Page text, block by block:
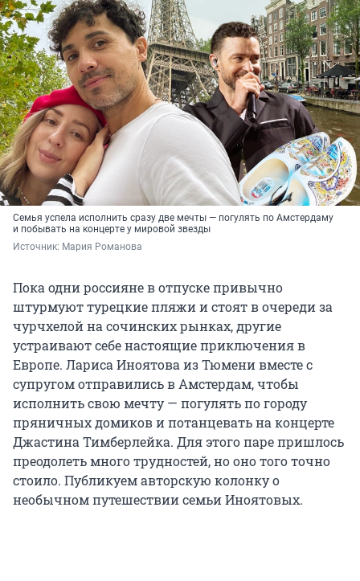
Семья успела исполнить сразу две мечты — погулять по Амстердаму
и побывать на концерте у мировой звезды
Источник: Мария Романова
Пока одни россияне в отпуске привычно
штурмуют турецкие пляжи и стоят в очереди за
чурчхелой на сочинских рынках, другие
устраивают себе настоящие приключения в
Европе. Лариса Иноятова из Тюмени вместе с
супругом отправились в Амстердам, чтобы
исполнить свою мечту — погулять по городу
пряничных домиков и потанцевать на концерте
Джастина Тимберлейка. Для этого паре пришлось
преодолеть много трудностей, но оно того точно
стоило. Публикуем авторскую колонку о
необычном путешествии семьи Иноятовых.